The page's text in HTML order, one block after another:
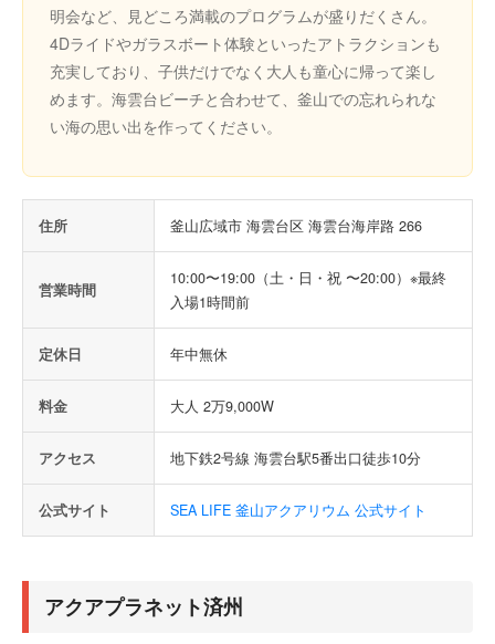
明会など、見どころ満載のプログラムが盛りだくさん。
4Dライドやガラスボート体験といったアトラクションも
充実しており、子供だけでなく大人も童心に帰って楽し
めます。海雲台ビーチと合わせて、釜山での忘れられな
い海の思い出を作ってください。
住所 釜山広域市 海雲台区 海雲台海岸路 266
営業時間
10:00〜19:00（土・日・祝 〜20:00）※最終
入場1時間前
定休日 年中無休
料金 大人 2万9,000W
アクセス 地下鉄2号線 海雲台駅5番出口徒歩10分
公式サイト SEA LIFE 釜山アクアリウム 公式サイト
アクアプラネット済州